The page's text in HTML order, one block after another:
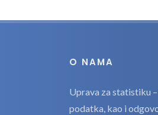
O NAMA
Uprava za statistiku
podatka, kao i